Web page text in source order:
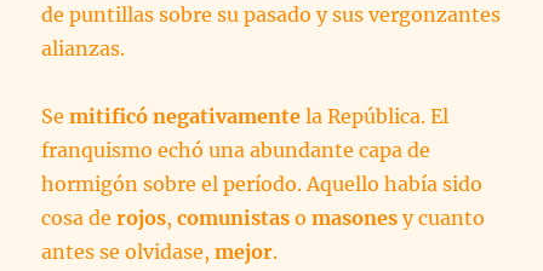
de puntillas sobre su pasado y sus vergonzantes
alianzas.
Semitificó negativamente la República. El
franquismo echó una abundante capa de
hormigón sobre el período. Aquello había sido
cosa derojos,comunistas omasones y cuanto
antes se olvidase,mejor.